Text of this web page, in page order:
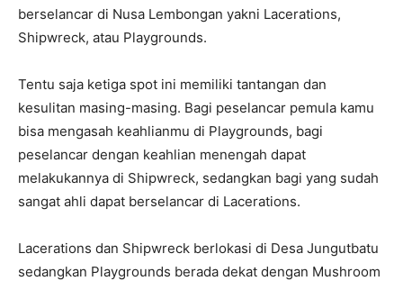
berselancar di Nusa Lembongan yakni Lacerations,
Shipwreck, atau Playgrounds.
Tentu saja ketiga spot ini memiliki tantangan dan
kesulitan masing-masing. Bagi peselancar pemula kamu
bisa mengasah keahlianmu di Playgrounds, bagi
peselancar dengan keahlian menengah dapat
melakukannya di Shipwreck, sedangkan bagi yang sudah
sangat ahli dapat berselancar di Lacerations.
Lacerations dan Shipwreck berlokasi di Desa Jungutbatu
sedangkan Playgrounds berada dekat dengan Mushroom